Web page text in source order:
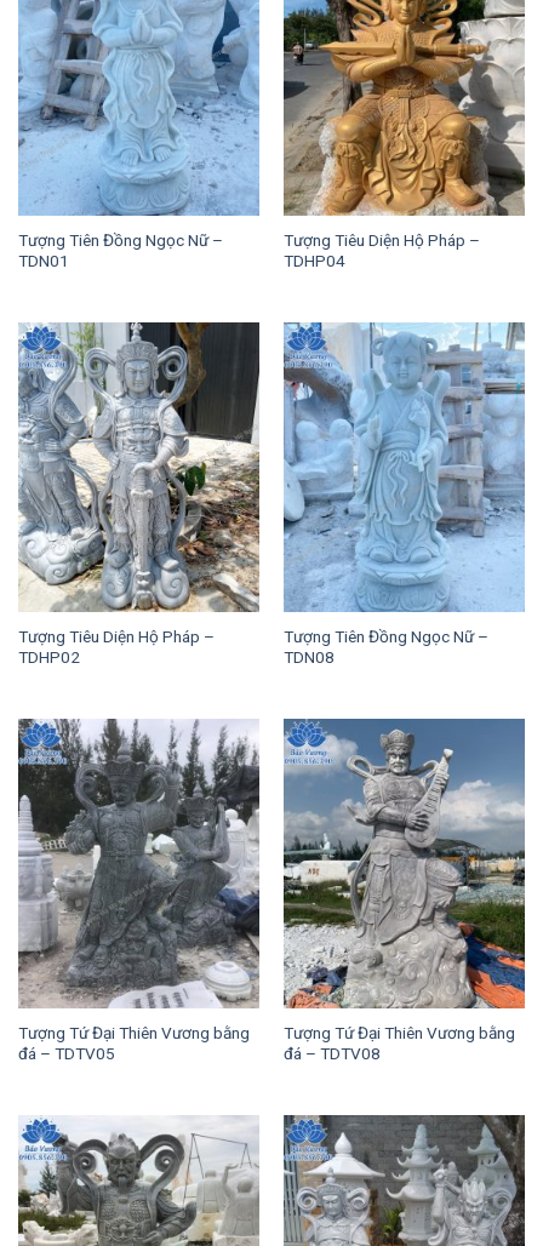
Tượng Tiên Đồng Ngọc Nữ –
TDN01
Tượng Tiêu Diện Hộ Pháp –
TDHP04
Tượng Tiêu Diện Hộ Pháp –
TDHP02
Tượng Tiên Đồng Ngọc Nữ –
TDN08
Tượng Tứ Đại Thiên Vương bằng
đá – TDTV05
Tượng Tứ Đại Thiên Vương bằng
đá – TDTV08